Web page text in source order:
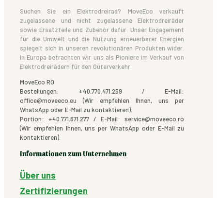
Suchen Sie ein Elektrodreirad? MoveEco verkauft
zugelassene und nicht zugelassene Elektrodreiräder
sowie Ersatzteile und Zubehör dafür. Unser Engagement
für die Umwelt und die Nutzung erneuerbarer Energien
spiegelt sich in unseren revolutionären Produkten wider.
In Europa betrachten wir uns als Pioniere im Verkauf von
Elektrodreirädern für den Güterverkehr.
MoveEco RO
Bestellungen: +40.770.471.259 / E-Mail:
office@moveeco.eu (Wir empfehlen Ihnen, uns per
WhatsApp oder E-Mail zu kontaktieren).
Portion: +40.771.671.277 / E-Mail: service@moveeco.ro
(Wir empfehlen Ihnen, uns per WhatsApp oder E-Mail zu
kontaktieren).
Informationen zum Unternehmen
Über uns
Zertifizierungen